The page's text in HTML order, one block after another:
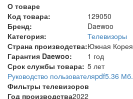
О товаре
Код товара:
129050
Бренд:
Daewoo
Категория:
Телевизоры
Страна производства:Южная Корея
Гарантия Daewoo:
1 год
Срок службы товара: 5 лет
Руководство пользователяpdf5.36 Мб.
Фильтры телевизоров
Год производства2022